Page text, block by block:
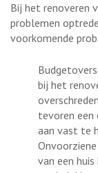
Bij het renoveren
problemen
voorkomende
bij het
tevoren
aan vast te
van een